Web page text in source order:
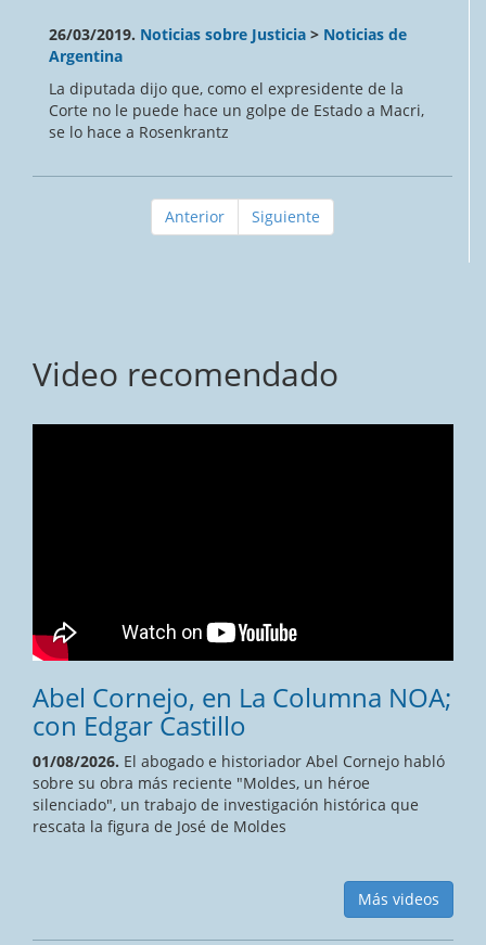
26/03/2019. Noticias sobre Justicia > Noticias de
Argentina
La diputada dijo que, como el expresidente de la
Corte no le puede hace un golpe de Estado a Macri,
se lo hace a Rosenkrantz
Anterior Siguiente
Video recomendado
Abel Cornejo, en La Columna NOA;
con Edgar Castillo
01/08/2026. El abogado e historiador Abel Cornejo habló
sobre su obra más reciente "Moldes, un héroe
silenciado", un trabajo de investigación histórica que
rescata la figura de José de Moldes
Más videos